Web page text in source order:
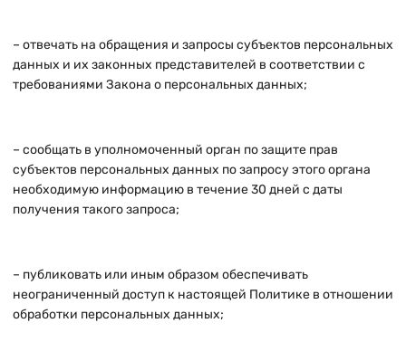
– отвечать на обращения и запросы субъектов персональных
данных и их законных представителей в соответствии с
требованиями Закона о персональных данных;
– сообщать в уполномоченный орган по защите прав
субъектов персональных данных по запросу этого органа
необходимую информацию в течение 30 дней с даты
получения такого запроса;
– публиковать или иным образом обеспечивать
неограниченный доступ к настоящей Политике в отношении
обработки персональных данных;